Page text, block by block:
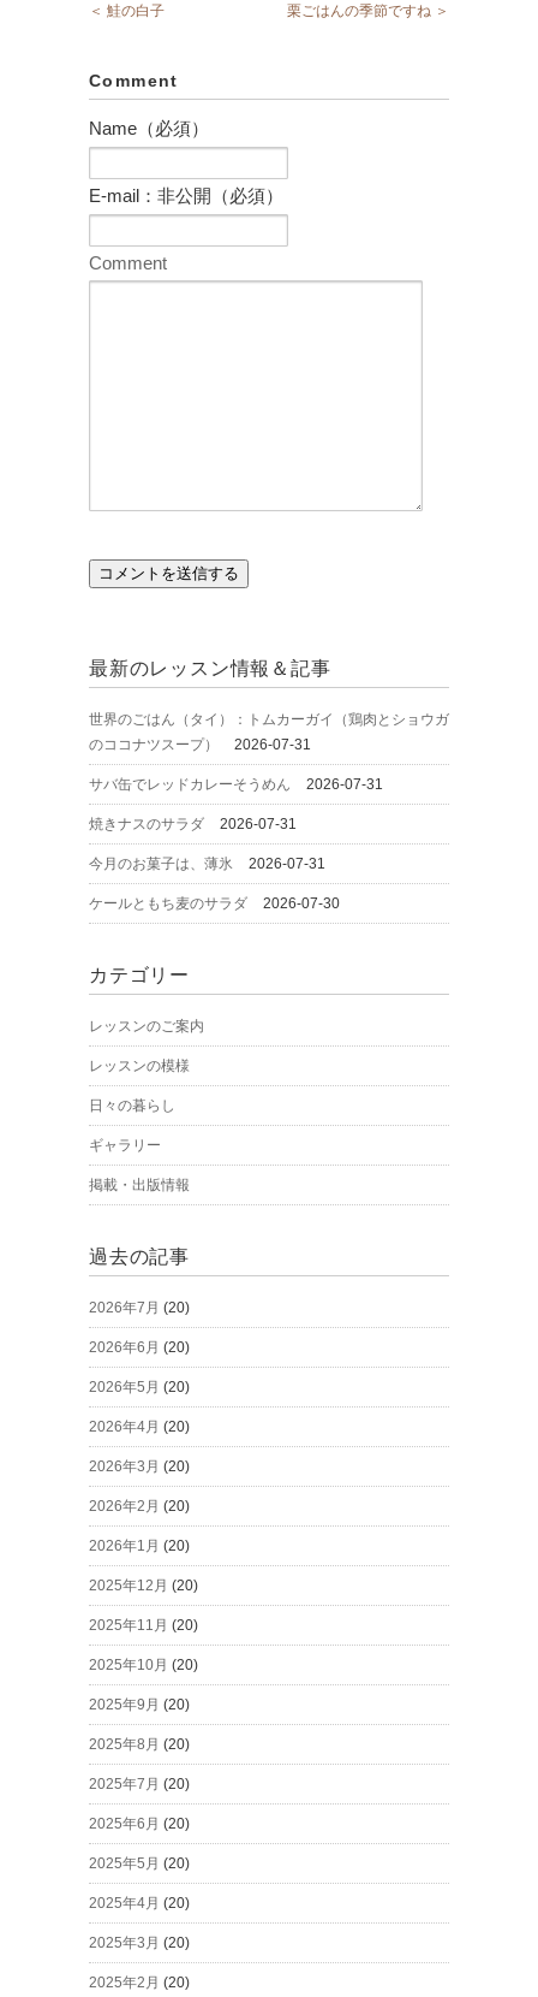
＜ 鮭の白子 栗ごはんの季節ですね ＞
Comment
Name（必須）
E-mail：非公開（必須）
Comment
最新のレッスン情報＆記事
世界のごはん（タイ）：トムカーガイ（鶏肉とショウガ
のココナツスープ）
2026-07-31
サバ缶でレッドカレーそうめん 2026-07-31
焼きナスのサラダ 2026-07-31
今月のお菓子は、薄氷 2026-07-31
ケールともち麦のサラダ 2026-07-30
カテゴリー
レッスンのご案内
レッスンの模様
日々の暮らし
ギャラリー
掲載・出版情報
過去の記事
2026年7月 (20)
2026年6月 (20)
2026年5月 (20)
2026年4月 (20)
2026年3月 (20)
2026年2月 (20)
2026年1月 (20)
2025年12月 (20)
2025年11月 (20)
2025年10月 (20)
2025年9月 (20)
2025年8月 (20)
2025年7月 (20)
2025年6月 (20)
2025年5月 (20)
2025年4月 (20)
2025年3月 (20)
2025年2月 (20)